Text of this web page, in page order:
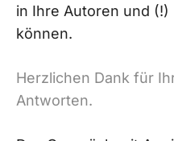
in Ihre Autoren und
können.
Herzlichen Dank für
Antworten.